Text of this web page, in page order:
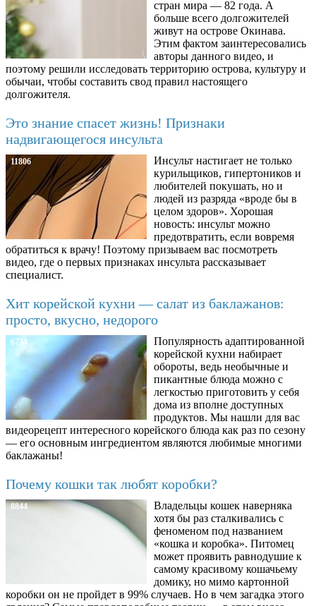
стран мира — 82 года. А
больше всего долгожителей
живут на острове Окинава.
Этим фактом заинтересовались
авторы данного видео, и
поэтому решили исследовать территорию острова, культуру и
обычаи, чтобы составить свод правил настоящего
долгожителя.
Это знание спасет жизнь! Признаки
надвигающегося инсульта
11806
Инсульт настигает не только
курильщиков, гипертоников и
любителей покушать, но и
людей из разряда «вроде бы в
целом здоров». Хорошая
новость: инсульт можно
предотвратить, если вовремя
обратиться к врачу! Поэтому призываем вас посмотреть
видео, где о первых признаках инсульта рассказывает
специалист.
Хит корейской кухни — салат из баклажанов:
просто, вкусно, недорого
6734
Популярность адаптированной
корейской кухни набирает
обороты, ведь необычные и
пикантные блюда можно с
легкостью приготовить у себя
дома из вполне доступных
продуктов. Мы нашли для вас
видеорецепт интересного корейского блюда как раз по сезону
— его основным ингредиентом являются любимые многими
баклажаны!
Почему кошки так любят коробки?
8844
Владельцы кошек наверняка
хотя бы раз сталкивались с
феноменом под названием
«кошка и коробка». Питомец
может проявить равнодушие к
самому красивому кошачьему
домику, но мимо картонной
коробки он не пройдет в 99% случаев. Но в чем загадка этого